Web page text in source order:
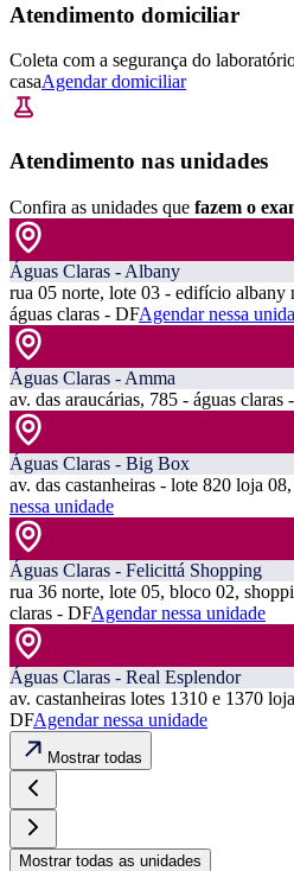
Atendimento domiciliar
Coleta com a segurança do
casaAgendar domiciliar
Atendimento nas unidades
Confira as unidades que fazem o
Águas Claras - Albany
rua 05 norte, lote 03 - edifício albany
águas claras - DFAgendar nessa
Águas Claras - Amma
av. das araucárias, 785 - águas claras
Águas Claras - Big Box
av. das castanheiras - lote 820 loja
nessa unidade
Águas Claras - Felicittá Shopping
rua 36 norte, lote 05, bloco 02,
claras - DFAgendar nessa unidade
Águas Claras - Real Esplendor
av. castanheiras lotes 1310 e 1370
DFAgendar nessa unidade
Mostrar todas
Mostrar todas as unidades